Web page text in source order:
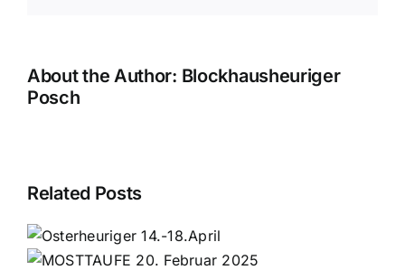
About the Author: Blockhausheuriger
Posch
Related Posts